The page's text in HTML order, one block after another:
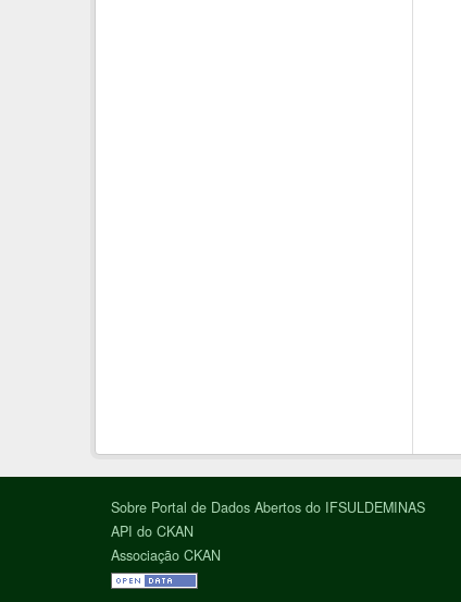
Sobre Portal de Dados Abertos do IFSULDEMINAS
API do CKAN
Associação CKAN